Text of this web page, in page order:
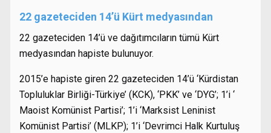
22 gazeteciden 14’ü Kürt medyasından
22 gazeteciden 14’ü ve dağıtımcıların tümü Kürt
medyasından hapiste bulunuyor.
2015’e hapiste giren 22 gazeteciden 14’ü ‘Kürdistan
Topluluklar Birliği-Türkiye’ (KCK), ‘PKK’ ve ‘DYG’; 1’i ‘
Maoist Komünist Partisi’; 1’i ‘Marksist Leninist
Komünist Partisi’ (MLKP); 1’i ‘Devrimci Halk Kurtuluş